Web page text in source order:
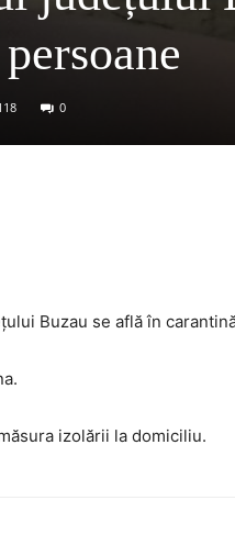
0
Buzau se află în
izolării la domiciliu.